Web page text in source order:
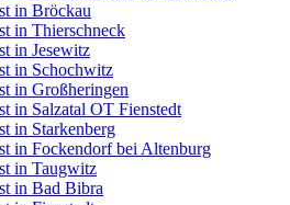
in Bröckau
in Thierschneck
in Jesewitz
in Schochwitz
in Großheringen
in Salzatal OT Fienstedt
in Starkenberg
in Fockendorf bei Altenburg
in Taugwitz
in Bad Bibra